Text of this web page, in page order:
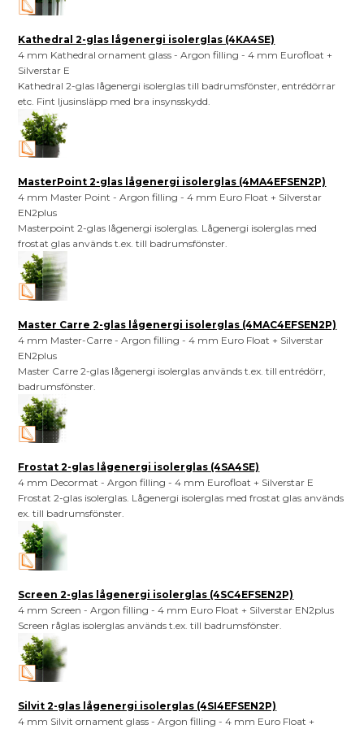
Kathedral 2-glas lågenergi isolerglas (4KA4SE)
4 mm Kathedral ornament glass - Argon filling - 4 mm Eurofloat +
Silverstar E
Kathedral 2-glas lågenergi isolerglas till badrumsfönster, entrédörrar
etc. Fint ljusinsläpp med bra insynsskydd.
MasterPoint 2-glas lågenergi isolerglas (4MA4EFSEN2P)
4 mm Master Point - Argon filling - 4 mm Euro Float + Silverstar
EN2plus
Masterpoint 2-glas lågenergi isolerglas. Lågenergi isolerglas med
frostat glas används t.ex. till badrumsfönster.
Master Carre 2-glas lågenergi isolerglas (4MAC4EFSEN2P)
4 mm Master-Carre - Argon filling - 4 mm Euro Float + Silverstar
EN2plus
Master Carre 2-glas lågenergi isolerglas används t.ex. till entrédörr,
badrumsfönster.
Frostat 2-glas lågenergi isolerglas (4SA4SE)
4 mm Decormat - Argon filling - 4 mm Eurofloat + Silverstar E
Frostat 2-glas isolerglas. Lågenergi isolerglas med frostat glas används
ex. till badrumsfönster.
Screen 2-glas lågenergi isolerglas (4SC4EFSEN2P)
4 mm Screen - Argon filling - 4 mm Euro Float + Silverstar EN2plus
Screen råglas isolerglas används t.ex. till badrumsfönster.
Silvit 2-glas lågenergi isolerglas (4SI4EFSEN2P)
4 mm Silvit ornament glass - Argon filling - 4 mm Euro Float +